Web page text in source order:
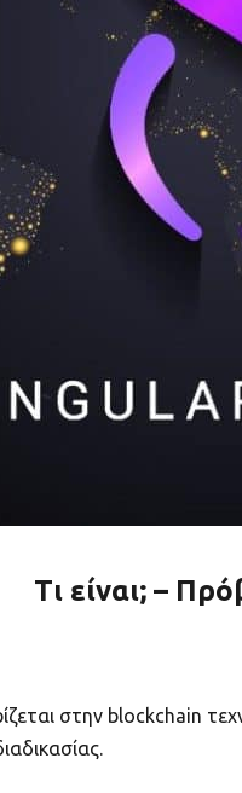
Τι είναι; –
στην blockchain